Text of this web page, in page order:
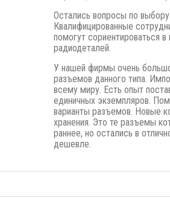
Остались вопросы по
Квалифицированные
помогут сориентироваться
радиодеталей.
У нашей фирмы очень
разъемов данного типа.
всему миру. Есть опыт
единичных экземпляров.
варианты разъемов. Новые
хранения. Это те разъемы
раннее, но остались в
дешевле.